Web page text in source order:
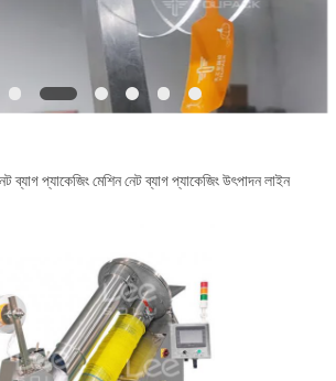
প্যাকেজিং মেশিন নেট ব্যাগ প্যাকেজিং উৎপাদন লাইন